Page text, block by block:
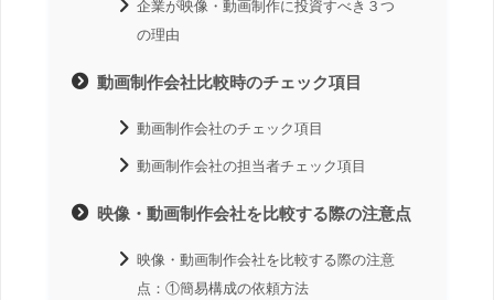
企業が映像・動画制作に投資すべき３つ
の理由
動画制作会社比較時のチェック項目
動画制作会社のチェック項目
動画制作会社の担当者チェック項目
映像・動画制作会社を比較する際の注意点
映像・動画制作会社を比較する際の注意
点：①簡易構成の依頼方法